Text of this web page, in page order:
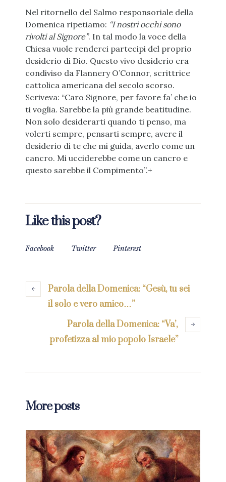
Nel ritornello del Salmo responsoriale della
Domenica ripetiamo: “I nostri occhi sono
rivolti al Signore”. In tal modo la voce della
Chiesa vuole renderci partecipi del proprio
desiderio di Dio. Questo vivo desiderio era
condiviso da Flannery O’Connor, scrittrice
cattolica americana del secolo scorso.
Scriveva: “Caro Signore, per favore fa’ che io
ti voglia. Sarebbe la più grande beatitudine.
Non solo desiderarti quando ti penso, ma
volerti sempre, pensarti sempre, avere il
desiderio di te che mi guida, averlo come un
cancro. Mi ucciderebbe come un cancro e
questo sarebbe il Compimento”.+
Like this post?
Facebook Twitter Pinterest
Parola della Domenica: “Gesù, tu sei
il solo e vero amico…”
Parola della Domenica: “Va’,
profetizza al mio popolo Israele”
More posts